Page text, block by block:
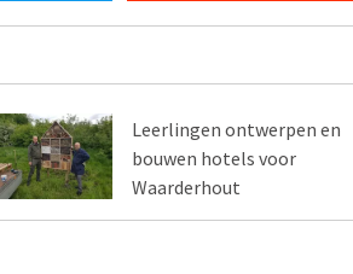
Leerlingen ontwerpen en
bouwen hotels voor
Waarderhout